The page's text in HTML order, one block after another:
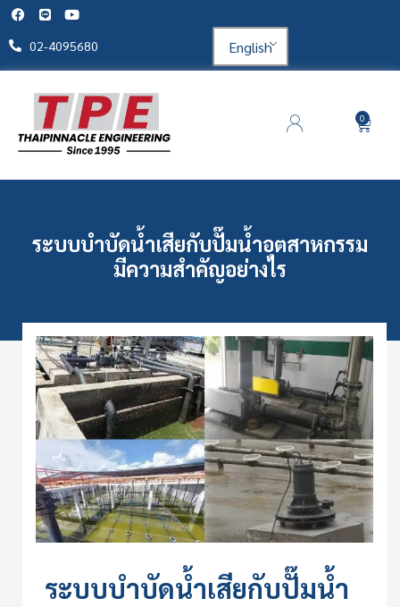
02-4095680 English
0
ระบบบำบัดน้ำเสียกับปั๊มน้ำอุตสาหกรรม
มีความสำคัญอย่างไร
ระบบบำบัดน้ำเสียกับปั๊มน้ำ